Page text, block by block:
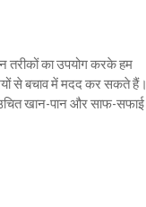
तरीकों का उपयोग करके हम
से बचाव में मदद कर सकते हैं।
खान-पान और साफ-सफाई